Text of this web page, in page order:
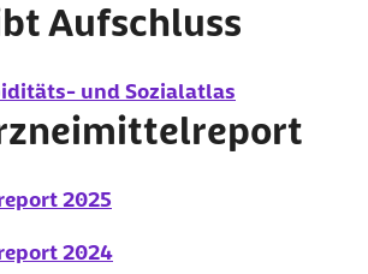
Aufschluss
und Sozialatlas
2025
2024